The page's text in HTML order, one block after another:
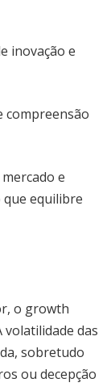
inovação e
compreensão
e
equilibre
o growth
volatilidade das
sobretudo
ou decepção